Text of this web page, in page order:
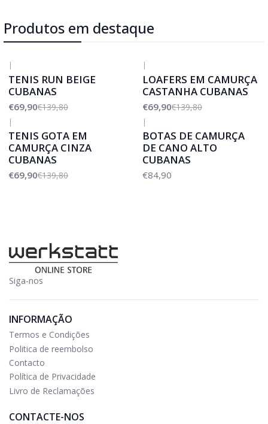
Produtos em destaque
|
TENIS RUN BEIGE
CUBANAS
€69,90€139,80
|
LOAFERS EM CAMURÇA
CASTANHA CUBANAS
€69,90€139,80
|
TENIS GOTA EM
CAMURÇA CINZA
CUBANAS
€69,90€139,80
|
BOTAS DE CAMURÇA
DE CANO ALTO
CUBANAS
€84,90
Siga-nos
INFORMAÇÃO
Termos e Condições
Politica de reembolso
Contacto
Política de Privacidade
Livro de Reclamações
CONTACTE-NOS